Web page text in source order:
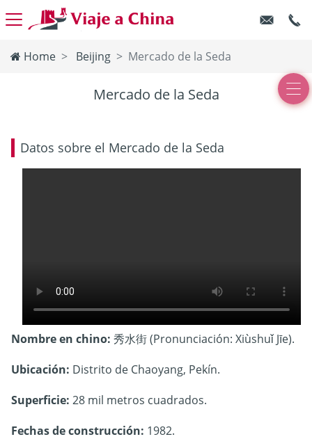
Home Beijing Mercado de la Seda
Mercado de la Seda
Datos sobre el Mercado de la Seda
Nombre en chino: 秀水街 (Pronunciación: Xiùshuǐ Jīe).
Ubicación: Distrito de Chaoyang, Pekín.
Superficie: 28 mil metros cuadrados.
Fechas de construcción: 1982.